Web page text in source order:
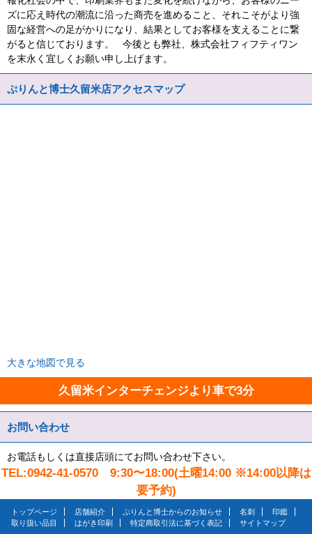
ズに応え時代の潮流に沿った商売を進めること、それこそがより強
固な経営への足がかりになり、結果としてお客様を支えることに繋
がると信じております。 今後とも弊社、株式会社フィフティワン
を末永く宜しくお願い申し上げます。
ぷりんと博士久留米店アクセスマップ
大きな地図で見る
久留米インターチェンジより車で3分
お問い合わせ
お電話もしくは直接店頭にてお問い合わせ下さい。
TEL:0942-41-0570 9:30〜18:00(土曜14:00 ※14:00以降は
要予約)
トップページ 店舗紹介 ぷりんと博士からのお知らせ 名刺
印鑑
取り扱い品目
はがき印刷 特定商取引法に基づく表記 サイトマップ